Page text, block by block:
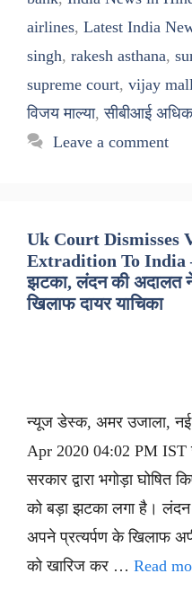
airlines, Latest India
singh, rakesh asthana,
supreme court, vijay
विजय माल्या,सीबीआई
Leave a comment
Uk Court Dismisses
Extradition To India –
झटका, लंदन की अदालत
खिलाफ दायर याचिका
न्यूज डेस्क, अमर उजाला, नई
Apr 2020 04:02 PM
सरकार द्वारा भगोड़ा घोषित
को बड़ा झटका लगा है। लंदन
अपने प्रत्यर्पण के खिलाफ
को खारिज कर … Read